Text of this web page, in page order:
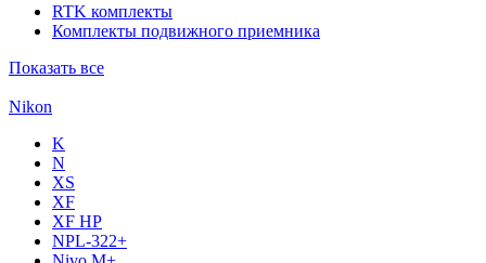
RTK комплекты
Комплекты подвижного приемника
Показать все
Nikon
K
N
XS
XF
XF НР
NPL-322+